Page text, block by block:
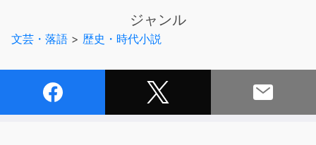
忘れない、思わず笑みのこぼれるトークも人気です。
ジャンル
文芸・落語 > 歴史・時代小説